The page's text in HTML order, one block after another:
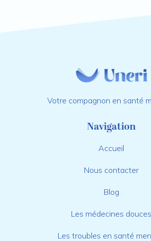
Votre compagnon en santé
Navigation
Accueil
Nous contacter
Blog
Les médecines douces
Les troubles en santé